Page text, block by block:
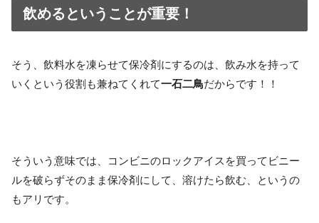
飲めるということが重要！
そう、飲料水を凍らせて保冷剤にするのは、飲み水を持って
いくという役割も兼ねてくれて一石二鳥だからです！！
そういう意味では、コンビニのロックアイスを買ってビニー
ルを破らずそのまま保冷剤にして、溶けたら飲む、というの
もアリです。